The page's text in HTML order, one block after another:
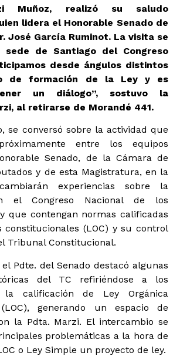
Muñoz, realizó su saludo
lidera el Honorable Senado de
José García Ruminot. La visita se
de Santiago del Congreso
desde ángulos distintos
de formación de la Ley y es
un diálogo”, sostuvo la
al retirarse de Morandé 441.
se conversó sobre la actividad que
entre los equipos
Senado, de la Cámara de
y de esta Magistratura, en la
experiencias sobre la
el Congreso Nacional de los
que contengan normas calificadas
constitucionales (LOC) y su control
Tribunal Constitucional.
Pdte. del Senado destacó algunas
del TC refiriéndose a los
calificación de Ley Orgánica
generando un espacio de
la Pdta. Marzi. El intercambio se
problemáticas a la hora de
o Ley Simple un proyecto de ley.